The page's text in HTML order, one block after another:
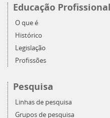
Educação
O que é
Histórico
Legislação
Profissões
Pesquisa
Linhas de pesquisa
Grupos de pesquisa